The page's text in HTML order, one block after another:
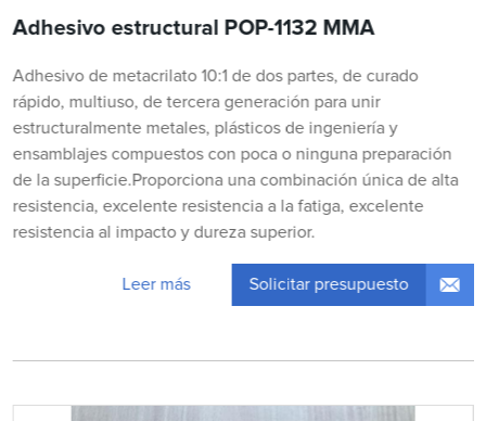
Adhesivo estructural POP-1132 MMA
Adhesivo de metacrilato 10:1 de dos partes, de curado
rápido, multiuso, de tercera generación para unir
estructuralmente metales, plásticos de ingeniería y
ensamblajes compuestos con poca o ninguna preparación
de la superficie.Proporciona una combinación única de alta
resistencia, excelente resistencia a la fatiga, excelente
resistencia al impacto y dureza superior.
Leer más Solicitar presupuesto